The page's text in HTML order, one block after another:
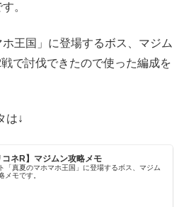
。
王国」に登場するボス、マジム
で討伐できたので使った編成を
は↓
コネR】マジムン攻略メモ
「真夏のマホマホ王国」に登場するボス、マジム
メモです。